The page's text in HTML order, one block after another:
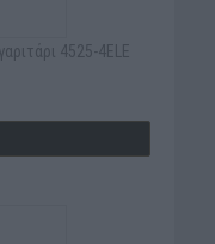
4525-4ELE